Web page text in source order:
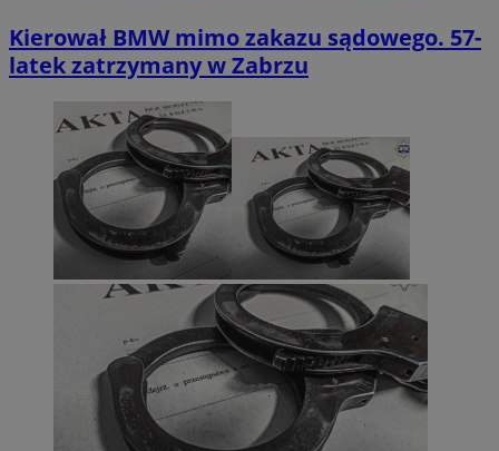
Kierował BMW mimo zakazu sądowego. 57-
latek zatrzymany w Zabrzu